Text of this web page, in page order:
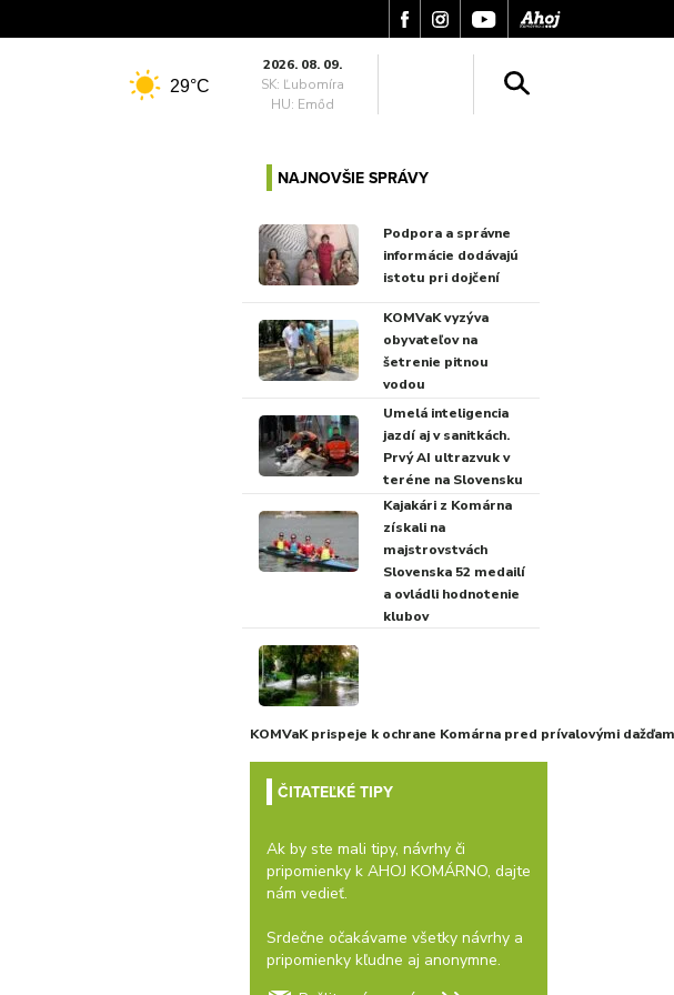
29°C
2026. 08. 09.
SK: Ľubomíra
HU: Emőd
NAJNOVŠIE SPRÁVY
Podpora a správne
informácie dodávajú
istotu pri dojčení
KOMVaK vyzýva
obyvateľov na
šetrenie pitnou
vodou
Umelá inteligencia
jazdí aj v sanitkách.
Prvý AI ultrazvuk v
teréne na Slovensku
Kajakári z Komárna
získali na
majstrovstvách
Slovenska 52 medailí
a ovládli hodnotenie
klubov
KOMVaK prispeje k ochrane Komárna pred prívalovými
ČITATEĽKÉ TIPY
Ak by ste mali tipy, návrhy či
pripomienky k AHOJ KOMÁRNO, dajte
nám vedieť.
Srdečne očakávame všetky návrhy a
pripomienky kľudne aj anonymne.